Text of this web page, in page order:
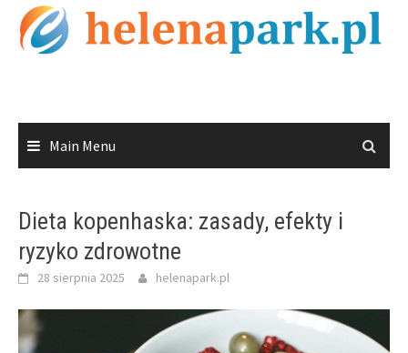
Skip
content
Main Menu
Dieta kopenhaska: zasady, efekty i
ryzyko zdrowotne
28 sierpnia 2025 helenapark.pl